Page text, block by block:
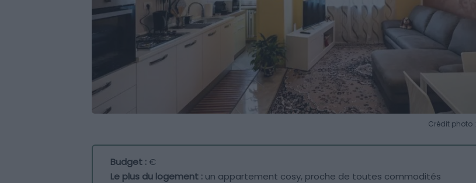
Crédit photo :
Budget :€
Le plus du logement : un appartement cosy, proche de toutes commodités